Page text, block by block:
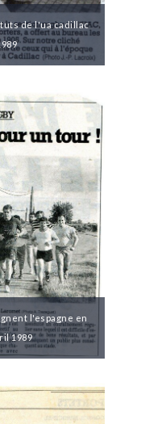
de l'ua cadillac
l'espagne en
1989